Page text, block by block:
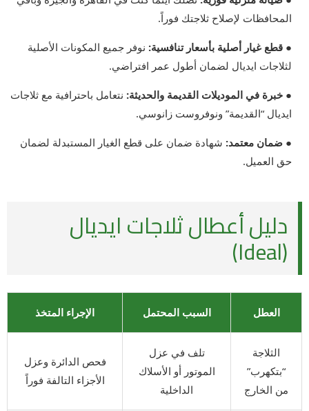
المحافظات لإصلاح ثلاجتك فوراً.
● قطع غيار أصلية بأسعار تنافسية: نوفر جميع المكونات الأصلية
لثلاجات ايديال لضمان أطول عمر افتراضي.
● خبرة في الموديلات القديمة والحديثة: نتعامل باحترافية مع ثلاجات
ايديال “القديمة” ونوفروست زانوسي.
● ضمان معتمد: شهادة ضمان على قطع الغيار المستبدلة لضمان
حق العميل.
دليل أعطال ثلاجات ايديال
(Ideal)
العطل السبب المحتمل الإجراء المتخذ
الثلاجة
“بتكهرب”
من الخارج
تلف في عزل
الموتور أو الأسلاك
الداخلية
فحص الدائرة وعزل
الأجزاء التالفة فوراً